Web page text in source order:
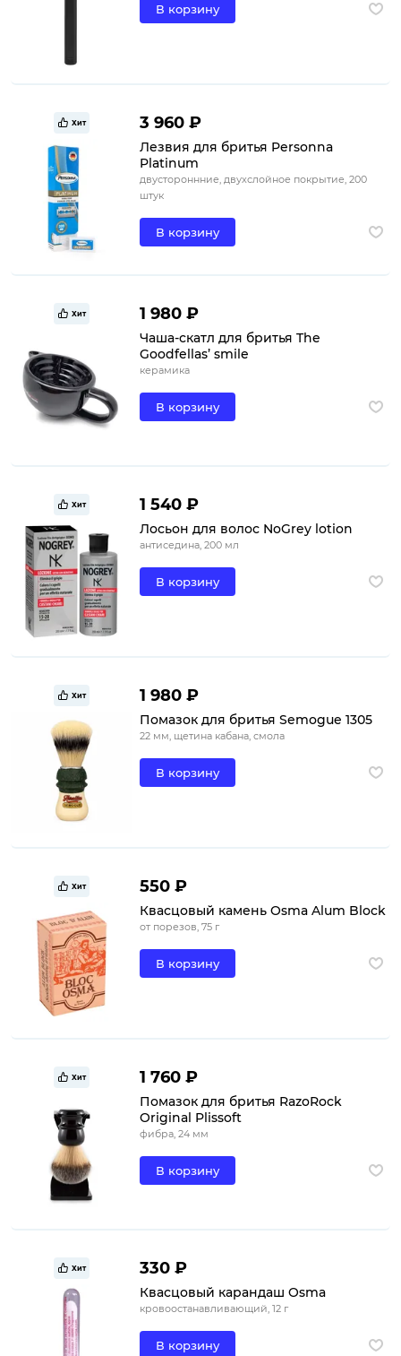
В корзину
Хит 3 960 ₽
Лезвия для бритья Personna
Platinum
двустороннние, двухслойное покрытие, 200
штук
В корзину
Хит 1 980 ₽
Чаша-скатл для бритья The
Goodfellas’ smile
керамика
В корзину
Хит 1 540 ₽
Лосьон для волос NoGrey lotion
антиседина, 200 мл
В корзину
Хит 1 980 ₽
Помазок для бритья Semogue 1305
22 мм, щетина кабана, смола
В корзину
Хит 550 ₽
Квасцовый камень Osma Alum Block
от порезов, 75 г
В корзину
Хит 1 760 ₽
Помазок для бритья RazoRock
Original Plissoft
фибра, 24 мм
В корзину
Хит 330 ₽
Квасцовый карандаш Osma
кровоостанавливающий, 12 г
В корзину